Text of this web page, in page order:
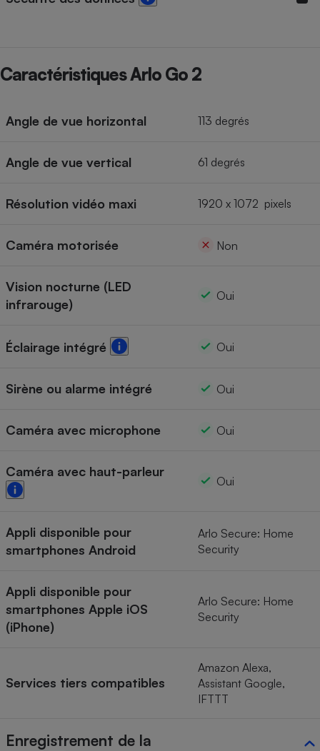
Caractéristiques Arlo Go 2
Angle de vue horizontal 113 degrés
Angle de vue vertical 61 degrés
Résolution vidéo maxi 1920 x 1072 pixels
Caméra motorisée Non
Vision nocturne (LED
infrarouge)
Oui
Éclairage intégré Oui
Sirène ou alarme intégré Oui
Caméra avec microphone Oui
Caméra avec haut-parleur
Oui
Appli disponible pour
smartphones Android
Arlo Secure: Home
Security
Appli disponible pour
smartphones Apple iOS
(iPhone)
Arlo Secure: Home
Security
Services tiers compatibles
Amazon Alexa,
Assistant Google,
IFTTT
Enregistrement de la